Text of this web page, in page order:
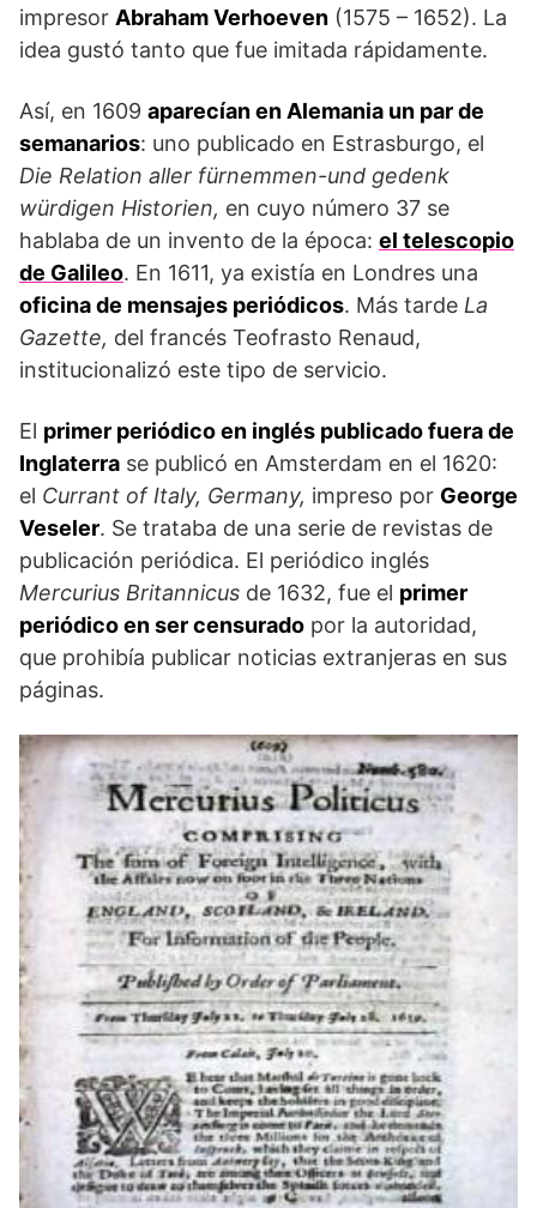
impresor Abraham Verhoeven (1575 – 1652). La
idea gustó tanto que fue imitada rápidamente.
Así, en 1609 aparecían en Alemania un par de
semanarios: uno publicado en Estrasburgo, el
Die Relation aller fürnemmen-und gedenk
würdigen Historien, en cuyo número 37 se
hablaba de un invento de la época: el telescopio
de Galileo. En 1611, ya existía en Londres una
oficina de mensajes periódicos. Más tarde La
Gazette, del francés Teofrasto Renaud,
institucionalizó este tipo de servicio.
El primer periódico en inglés publicado fuera de
Inglaterra se publicó en Amsterdam en el 1620:
el Currant of Italy, Germany, impreso por George
Veseler. Se trataba de una serie de revistas de
publicación periódica. El periódico inglés
Mercurius Britannicus de 1632, fue el primer
periódico en ser censurado por la autoridad,
que prohibía publicar noticias extranjeras en sus
páginas.